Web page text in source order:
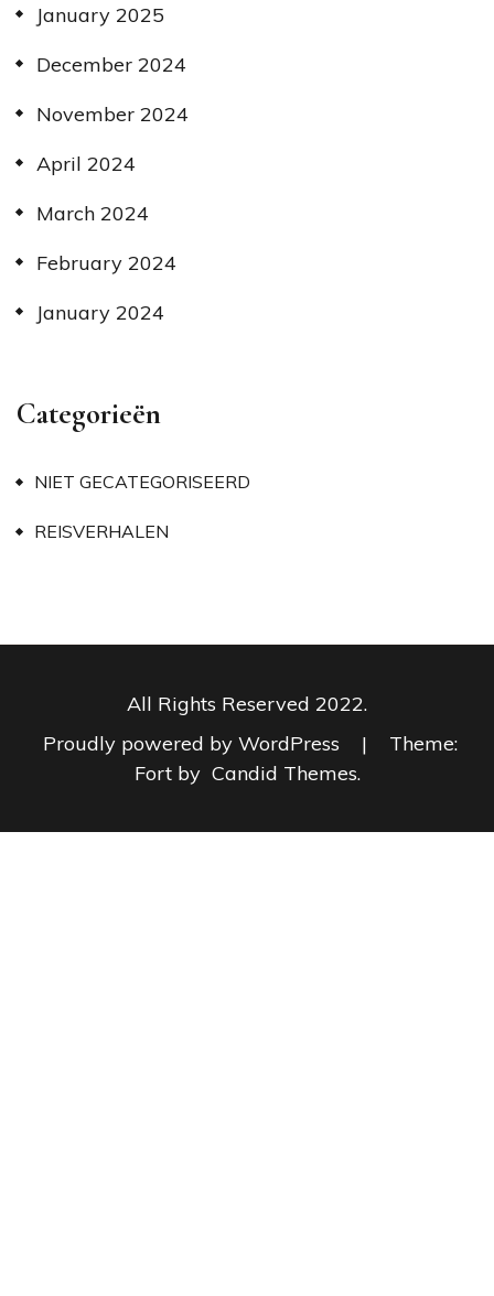
January 2025
December 2024
November 2024
April 2024
March 2024
February 2024
January 2024
Categorieën
NIET GECATEGORISEERD
REISVERHALEN
All Rights Reserved 2022.
Proudly powered by WordPress
|
Theme:
Fort by Candid Themes.